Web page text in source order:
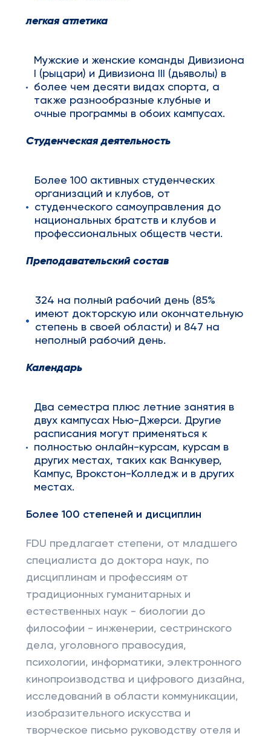
легкая атлетика
Мужские и женские команды Дивизиона
I (рыцари) и Дивизиона III (дьяволы) в
более чем десяти видах спорта, а
также разнообразные клубные и
очные программы в обоих кампусах.
Студенческая деятельность
Более 100 активных студенческих
организаций и клубов, от
студенческого самоуправления до
национальных братств и клубов и
профессиональных обществ чести.
Преподавательский состав
324 на полный рабочий день (85%
имеют докторскую или окончательную
степень в своей области) и 847 на
неполный рабочий день.
Календарь
Два семестра плюс летние занятия в
двух кампусах Нью-Джерси. Другие
расписания могут применяться к
полностью онлайн-курсам, курсам в
других местах, таких как Ванкувер,
Кампус, Врокстон-Колледж и в других
местах.
Более 100 степеней и дисциплин
FDU предлагает степени, от младшего
специалиста до доктора наук, по
дисциплинам и профессиям от
традиционных гуманитарных и
естественных наук - биологии до
философии - инженерии, сестринского
дела, уголовного правосудия,
психологии, информатики, электронного
кинопроизводства и цифрового дизайна,
исследований в области коммуникации,
изобразительного искусства и
творческое письмо руководству отеля и